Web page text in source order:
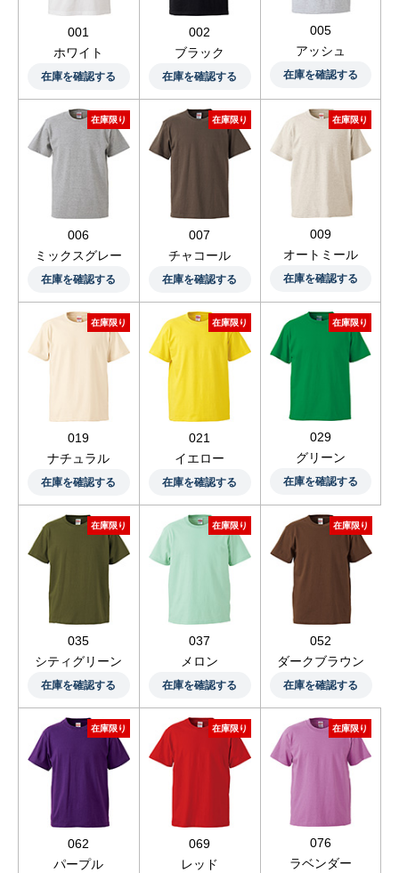
001
ホワイト
在庫を確認する
002
ブラック
在庫を確認する
005
アッシュ
在庫を確認する
在庫限り
006
ミックスグレー
在庫を確認する
在庫限り
007
チャコール
在庫を確認する
在庫限り
009
オートミール
在庫を確認する
在庫限り
019
ナチュラル
在庫を確認する
在庫限り
021
イエロー
在庫を確認する
在庫限り
029
グリーン
在庫を確認する
在庫限り
035
シティグリーン
在庫を確認する
在庫限り
037
メロン
在庫を確認する
在庫限り
052
ダークブラウン
在庫を確認する
在庫限り
062
パープル
在庫限り
069
レッド
在庫限り
076
ラベンダー